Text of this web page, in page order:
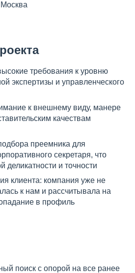
Москва
требования к уровню
экспертизы и управленческого
к внешнему виду, манере
качествам
преемника для
секретаря, что
деликатности и точности
клиента: компания уже не
к нам и рассчитывала на
в профиль
поиск с опорой на все ранее